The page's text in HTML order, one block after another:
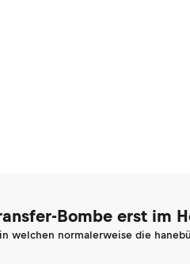
Bombe erst im
welchen normalerweise die